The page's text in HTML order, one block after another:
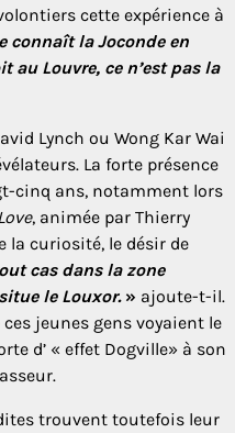
cette expérience à
connaît la Joconde en
au Louvre, ce n’est pas la
Lynch ou Wong Kar Wai
La forte présence
cinq ans, notamment lors
, animée par Thierry
la curiosité, le désir de
cas dans la zone
le Louxor. » ajoute-t-il.
jeunes gens voyaient le
d’ « effet Dogville» à son
trouvent toutefois leur